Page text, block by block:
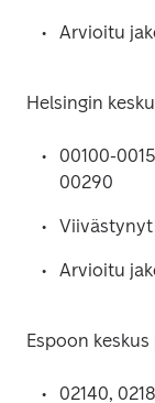
Arvioitu
Helsingin
00100-
00290
Viivästynyt
Arvioitu
Espoon
02140,